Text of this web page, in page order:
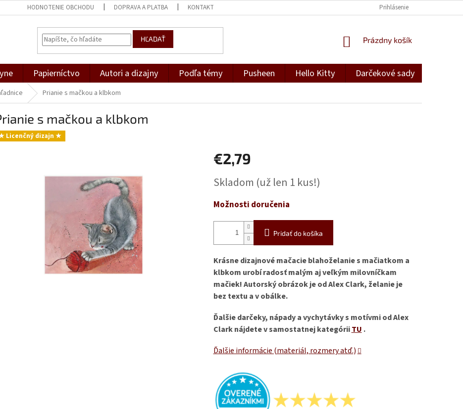
HODNOTENIE OBCHODU DOPRAVA A PLATBA KONTAKT Prihlásenie
HĽADAŤ
NÁKUPNÝ
Prázdny košík
Papierníctvo Autori a dizajny Podľa témy Pusheen Hello Kitty Darčekové sady
Prianie s mačkou a klbkom
s mačkou a klbkom
Licenčný dizajn ★
€2,79
cena:
Skladom (už len 1 kus!)
Možnosti doručenia
Pridať do košíka
Krásne dizajnové mačacie blahoželanie s mačiatkom a
klbkom urobí radosť malým aj veľkým milovníčkam
mačiek! Autorský obrázok je od Alex Clark, želanie je
bez textu a v obálke.
Ďalšie darčeky, nápady a vychytávky s motívmi od Alex
Clark nájdete v samostatnej kategóriiTU.
Ďalšie informácie (materiál, rozmery atď.)